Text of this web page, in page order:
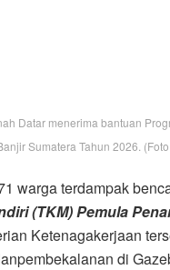
Datar menerima bantuan
Sumatera Tahun 2026.
warga terdampak
(TKM) Pemula
Ketenagakerjaan
di